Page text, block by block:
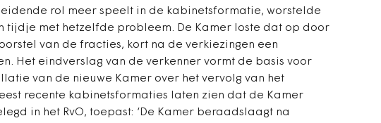
rol meer speelt in de kabinetsformatie, worstelde
tijdje met hetzelfde probleem. De Kamer loste dat op door
van de fracties, kort na de verkiezingen een
Het eindverslag van de verkenner vormt de basis voor
van de nieuwe Kamer over het vervolg van het
recente kabinetsformaties laten zien dat de Kamer
in het RvO, toepast: ‘De Kamer beraadslaagt na